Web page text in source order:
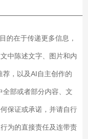
的在于传递更多信息，
中陈述文字、图片和内
，以及AI自主创作的
部或者部分内容、文
保证或承诺，并请自行
为的直接责任及连带责